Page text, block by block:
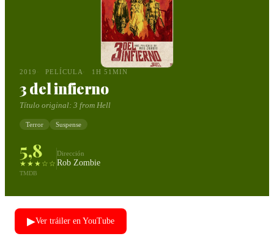
2019 PELÍCULA 1H 51MIN
3 del infierno
Título original: 3 from Hell
Terror Suspense
5,8
★★★☆☆
TMDB
Dirección
Rob Zombie
▶Ver tráiler en YouTube